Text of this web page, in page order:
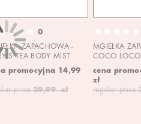
0
ZAPACHOWA -
TEA BODY MIST
promocyjna 14,99
price 29,99 zł
MGIEŁKA
COCO
cena
zł
regular price